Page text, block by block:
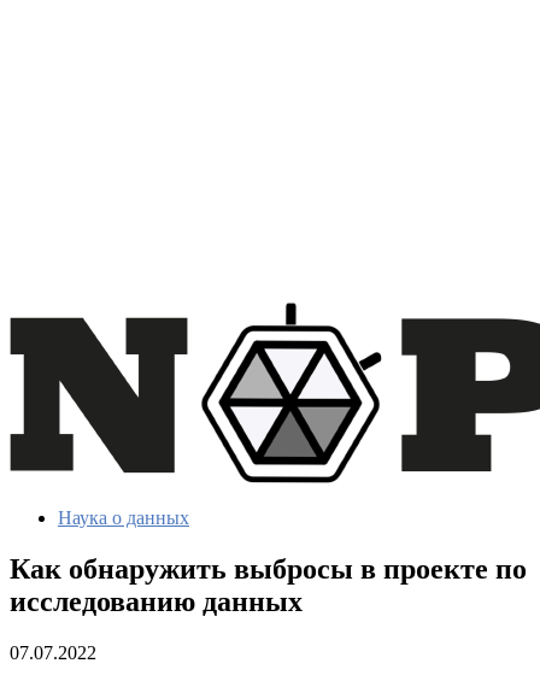
Наука о данных
Как обнаружить выбросы в проекте по
исследованию данных
07.07.2022